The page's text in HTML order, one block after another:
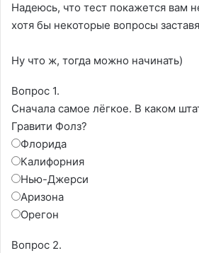
Надеюсь, что тест покажется вам
хотя бы некоторые вопросы
Ну что ж, тогда можно начинать)
Вопрос 1.
Сначала самое лёгкое. В каком
Гравити Фолз?
Флорида
Калифорния
Нью-Джерси
Аризона
Орегон
Вопрос 2.